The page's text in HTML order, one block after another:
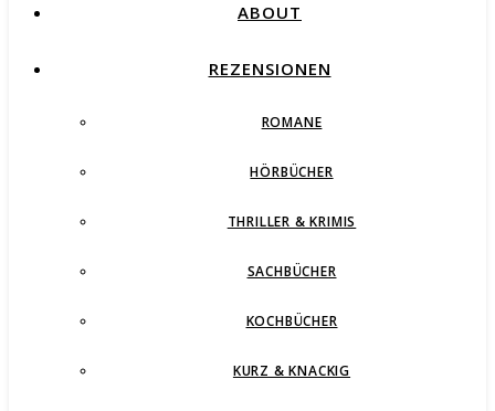
ABOUT
REZENSIONEN
ROMANE
HÖRBÜCHER
THRILLER & KRIMIS
SACHBÜCHER
KOCHBÜCHER
KURZ & KNACKIG